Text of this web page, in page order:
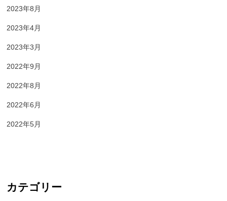
2023年8月
2023年4月
2023年3月
2022年9月
2022年8月
2022年6月
2022年5月
カテゴリー